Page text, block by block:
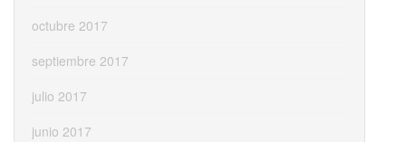
octubre 2017
septiembre 2017
julio 2017
junio 2017